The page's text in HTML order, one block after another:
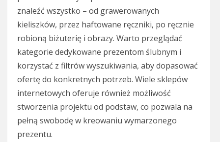
znaleźć wszystko – od grawerowanych
kieliszków, przez haftowane ręczniki, po ręcznie
robioną biżuterię i obrazy. Warto przeglądać
kategorie dedykowane prezentom ślubnym i
korzystać z filtrów wyszukiwania, aby dopasować
ofertę do konkretnych potrzeb. Wiele sklepów
internetowych oferuje również możliwość
stworzenia projektu od podstaw, co pozwala na
pełną swobodę w kreowaniu wymarzonego
prezentu.